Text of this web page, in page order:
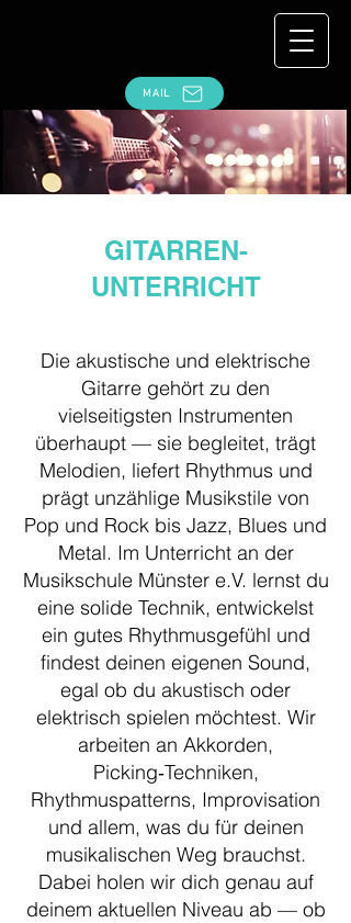
MAIL
GITARREN-
UNTERRICHT
Die akustische und elektrische
Gitarre gehört zu den
vielseitigsten Instrumenten
überhaupt — sie begleitet, trägt
Melodien, liefert Rhythmus und
prägt unzählige Musikstile von
Pop und Rock bis Jazz, Blues und
Metal. Im Unterricht an der
Musikschule Münster e.V. lernst du
eine solide Technik, entwickelst
ein gutes Rhythmusgefühl und
findest deinen eigenen Sound,
egal ob du akustisch oder
elektrisch spielen möchtest. Wir
arbeiten an Akkorden,
Picking‑Techniken,
Rhythmuspatterns, Improvisation
und allem, was du für deinen
musikalischen Weg brauchst.
Dabei holen wir dich genau auf
deinem aktuellen Niveau ab — ob